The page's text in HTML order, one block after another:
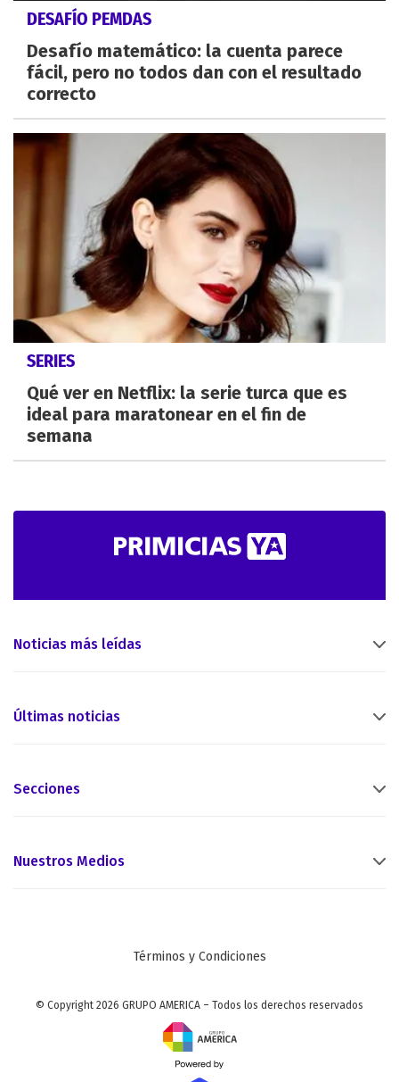
DESAFÍO PEMDAS
Desafío matemático: la cuenta parece
fácil, pero no todos dan con el resultado
correcto
SERIES
Qué ver en Netflix: la serie turca que es
ideal para maratonear en el fin de
semana
Noticias más leídas
Últimas noticias
Secciones
Nuestros Medios
Términos y Condiciones
© Copyright 2026 GRUPO AMERICA – Todos los derechos reservados